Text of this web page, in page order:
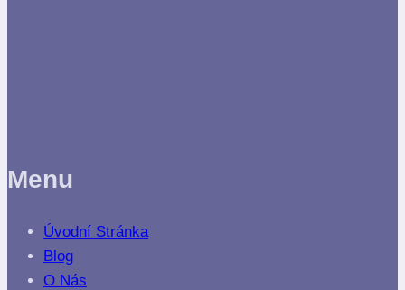
Menu
Úvodní Stránka
Blog
O Nás